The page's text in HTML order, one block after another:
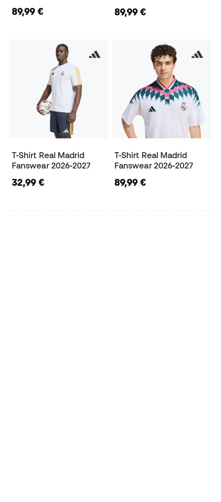
89,99 € 89,99 €
T-Shirt Real Madrid
Fanswear 2026-2027
32,99 €
T-Shirt Real Madrid
Fanswear 2026-2027
89,99 €